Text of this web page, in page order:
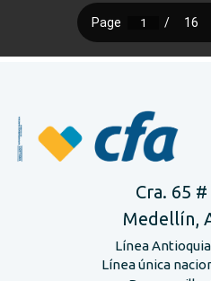
Cra. 65
Medellín,
Línea
Línea única